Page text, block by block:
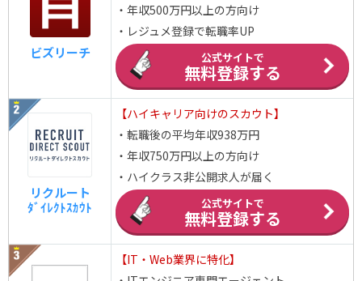
ビズリーチ
・年収500万円以上の方向け
・レジュメ登録で転職率UP
公式サイトで
無料登録する
リクルート
ﾀﾞｲﾚｸﾄｽｶｳﾄ
【ハイキャリア向けのスカウト】
・転職後の平均年収938万円
・年収750万円以上の方向け
・ハイクラス非公開求人が届く
公式サイトで
無料登録する
【IT・Web業界に特化】